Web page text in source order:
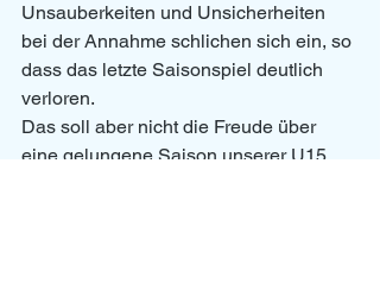
Unsauberkeiten und Unsicherheiten
bei der Annahme schlichen sich ein, so
dass das letzte Saisonspiel deutlich
verloren.
Das soll aber nicht die Freude über
eine gelungene Saison unserer U15